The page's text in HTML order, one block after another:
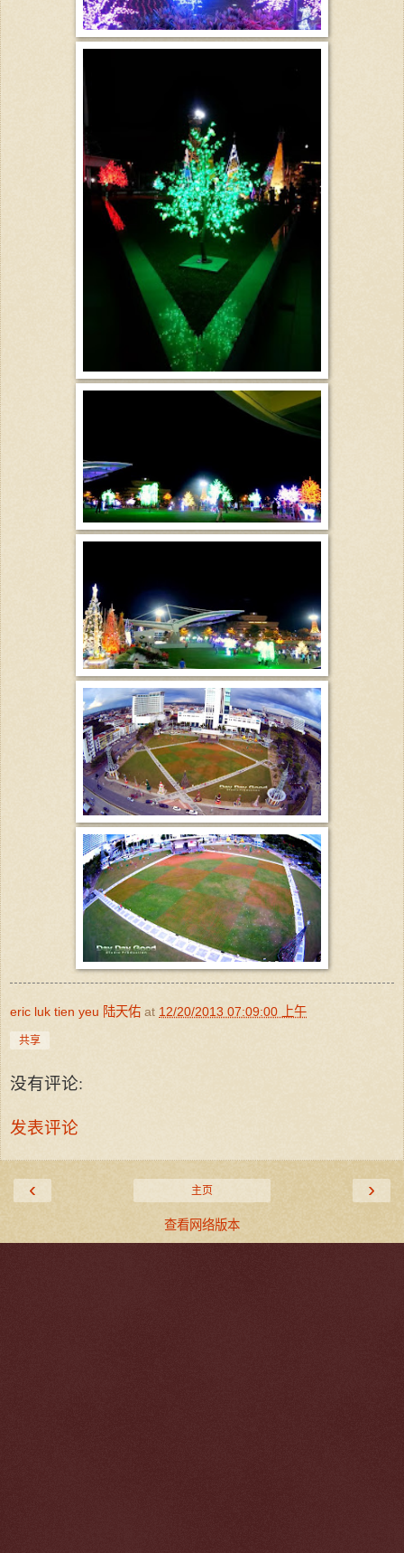
eric luk tien yeu 陆天佑 at 12/20/2013 07:09:00 上午
共享
没有评论:
发表评论
‹ ›
主页
查看网络版本